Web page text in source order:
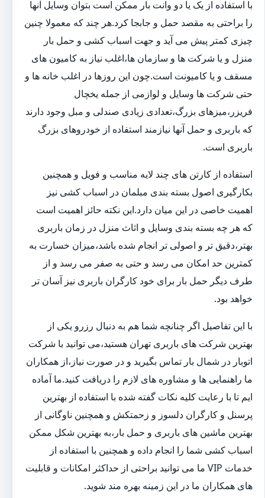
با استفاده از یک یا دو وانت بار ممکن است بتوان وسایل آنها
را براحتی به مقصد حمل و جابجا کرد.هر چند که معمولا چنین
چیزی کمتر پیش می آید و جهت اسباب کشی و حمل بار
منزل و یا شرکت ها و سازمان ها،اغلب نیاز به کامیون های
مسقف و یا کامیونت است.چون این روزها در اغلب خانه ها و
حتی شرکت ها وسایل و لوازمی از جمله یخچال
فریزر،میزهای بزرگ،تعدادی زیادی صندلی و مبل وجود دارند
که باربری و حمل آنها نیازمند استفاده از خودروهای بزرگ
باربری است.
استفاده از کارتن های چند لایه مناسب و فویل و همچنین
بکارگیری اصول بسته بندی مبلمان در اسباب کشی نیز
اهمیت خاصی در این میان دارد.این نکته حائز اهمیت است
که هر چه بسته بندی وسایل و اثاث منزل در زمان باربری
بهتر،دقیق تر و اصولی تر انجام شده باشد،میزان خسارت به
کمترین حد امکان می رسد و حتی به صفر می رسد و از
طرف دیگر حمل بار برای خود کارگران باربری نیز آسان تر
خواهد بود.
با این تفاصیل اگر چنانچه شما هم به دنبال رزرو یکی از
بهترین شرکت های باربری تهران هستید،می توانید با شرکت
اتوبار در شمال بار تماس بگیرید و در صورت نیاز،از همکاران
ما راهنمایی ها و مشاوره های لازم را دریافت کنید.ما آماده
ایم تا با رعایت کلیه نکات گفته شده با استفاده از بهترین
پرسنل و کارگران دلسوز و زحمتکش و همچنین ناوگانی از
بهترین ماشین های باربری و حمل بار،به بهترین شکل ممکن
اسباب کشی شما را انجام داده و همچنین با استفاده از
خدمات VIP ما می توانید براحتی از حداکثر امکانات و قابلیت
های همکاران ما در این زمینه بهره مند شوید.